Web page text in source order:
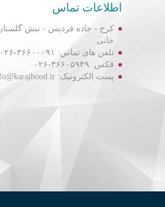
اطلاعات تماس
خانی
تلفن های تماس: ۳۶۶۰۰۰۹۱-۰۲۶ - ۳۶۶۰۲۷۴۰-۰۲۶
فکس: ۳۶۶۰۵۹۴۹-۰۲۶
پست الکترونیک: info@karajhood.ir